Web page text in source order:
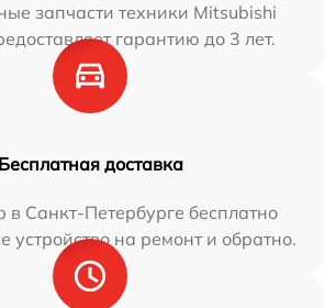
запчасти техники Mitsubishi
гарантию до 3 лет.
Бесплатная доставка
Санкт-Петербурге бесплатно
устройство на ремонт и обратно.